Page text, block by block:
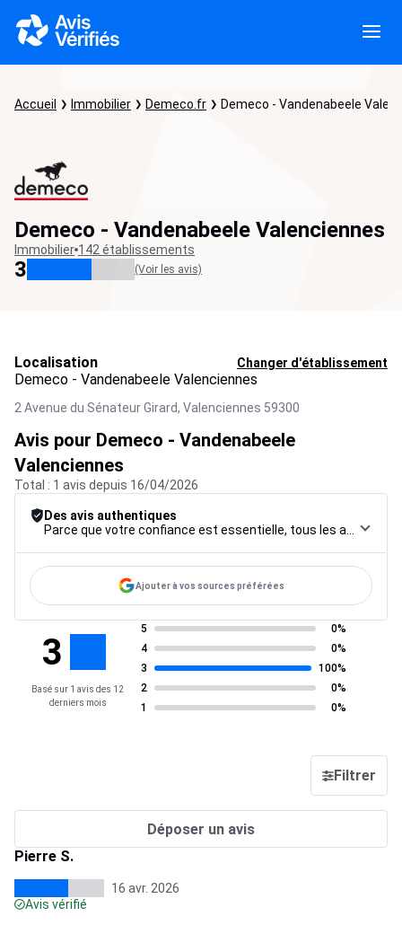
Accueil Immobilier Demeco.fr Demeco - Vandenabeele
Demeco - Vandenabeele Valenciennes
Immobilier 142 établissements
3 (Voir les avis)
Localisation Changer d'établissement
Demeco - Vandenabeele Valenciennes
2 Avenue du Sénateur Girard, Valenciennes 59300
Avis pour Demeco - Vandenabeele
Valenciennes
Total : 1 avis depuis 16/04/2026
Des avis authentiques
Ajouter à vos sources préférées
3
Basé sur 1 avis des 12
derniers mois
5
0%
4
0%
3
100%
2
0%
1
0%
Filtrer
Déposer un avis
Pierre S.
16 avr. 2026
Avis vérifié